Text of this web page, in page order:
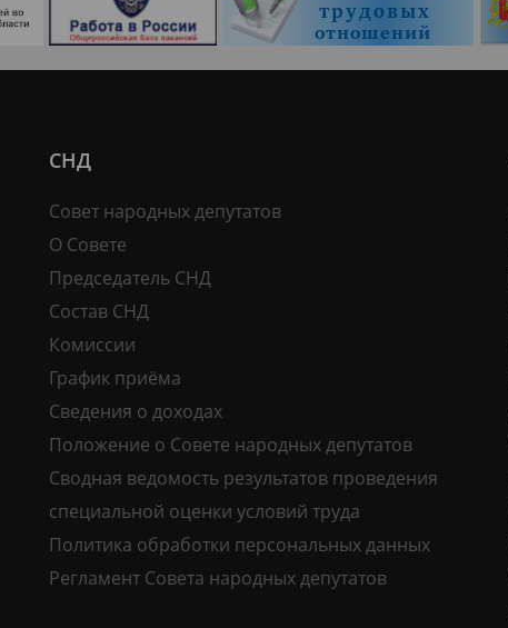
СНД
Совет народных депутатов
О Совете
Председатель СНД
Состав СНД
Комиссии
График приёма
Сведения о доходах
Положение о Совете народных депутатов
Сводная ведомость результатов проведения
специальной оценки условий труда
Политика обработки персональных данных
Регламент Совета народных депутатов